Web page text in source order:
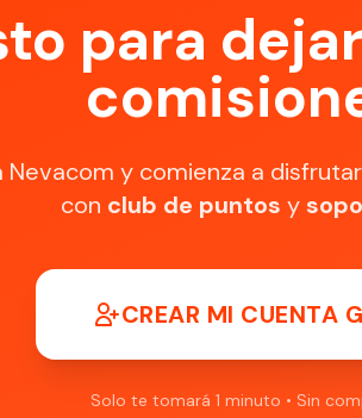
para
Nevacom y comienza a
con club de puntos y
CREAR MI CUENTA
Solo te tomará 1 minuto • Sin